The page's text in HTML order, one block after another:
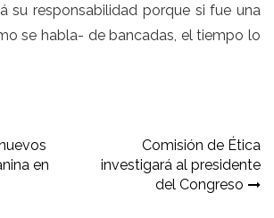
su responsabilidad porque si fue una
se habla- de bancadas, el tiempo lo
en
Comisión de Ética
investigará al presidente
del Congreso